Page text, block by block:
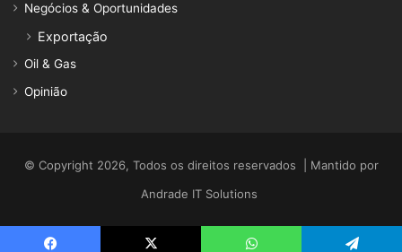
Negócios & Oportunidades
Exportação
Oil & Gas
Opinião
© Copyright 2026, Todos os direitos reservados | Mantido por
Andrade IT Solutions